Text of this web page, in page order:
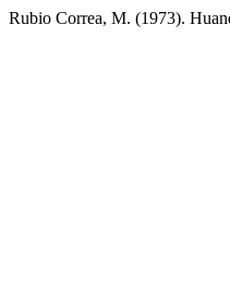
Rubio Correa, M. (1973).